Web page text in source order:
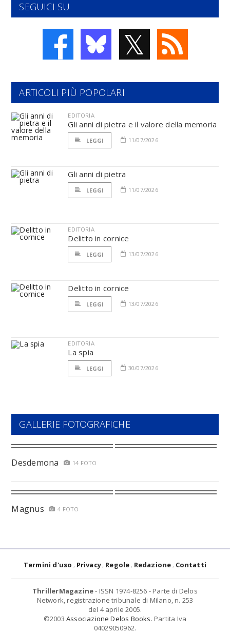
SEGUICI SU
𝕏
ARTICOLI PIÙ POPOLARI
EDITORIA
Gli anni di pietra e il valore della memoria
LEGGI 11/07/2026
Gli anni di pietra
LEGGI 11/07/2026
EDITORIA
Delitto in cornice
LEGGI 13/07/2026
Delitto in cornice
LEGGI 13/07/2026
EDITORIA
La spia
LEGGI 30/07/2026
GALLERIE FOTOGRAFICHE
Desdemona 14 FOTO
Magnus 4 FOTO
Termini d'uso Privacy Regole Redazione Contatti
ThrillerMagazine- ISSN 1974-8256 - Parte di Delos
Network, registrazione tribunale di Milano, n. 253
del 4 aprile 2005.
©2003 Associazione Delos Books. Partita Iva
04029050962.